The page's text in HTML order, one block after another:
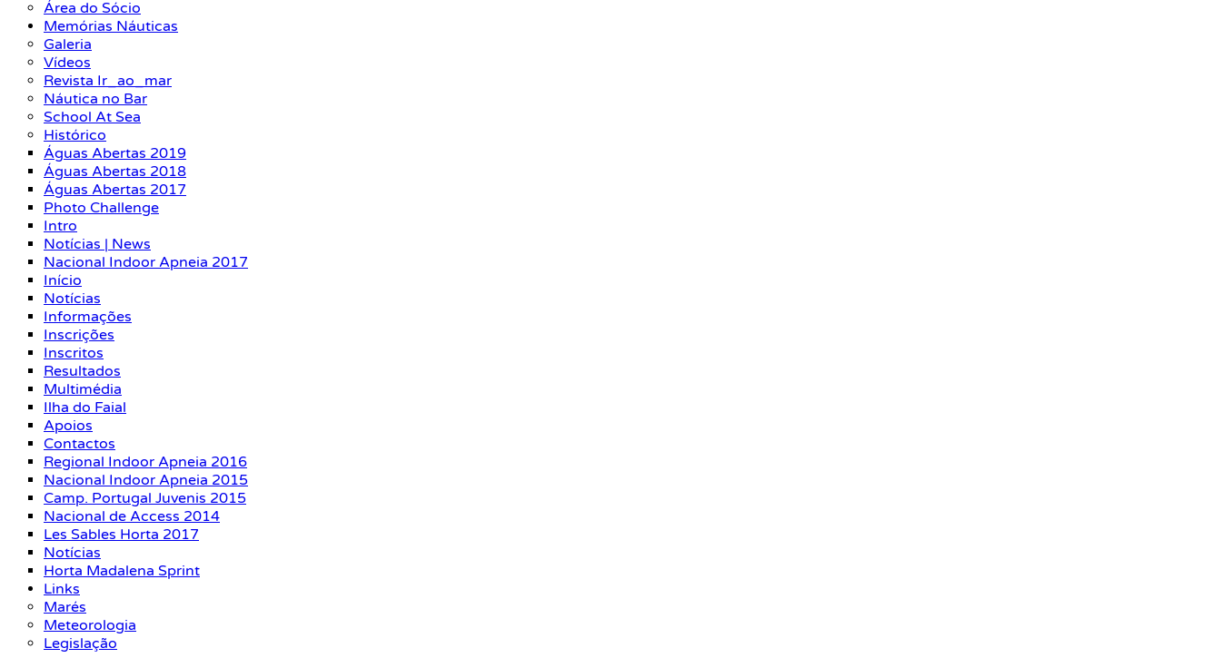
Área do Sócio
Memórias Náuticas
Galeria
Vídeos
Revista Ir_ao_mar
Náutica no Bar
School At Sea
Histórico
Águas Abertas 2019
Águas Abertas 2018
Águas Abertas 2017
Photo Challenge
Intro
Notícias | News
Nacional Indoor Apneia 2017
Início
Notícias
Informações
Inscrições
Inscritos
Resultados
Multimédia
Ilha do Faial
Apoios
Contactos
Regional Indoor Apneia 2016
Nacional Indoor Apneia 2015
Camp. Portugal Juvenis 2015
Nacional de Access 2014
Les Sables Horta 2017
Notícias
Horta Madalena Sprint
Links
Marés
Meteorologia
Legislação